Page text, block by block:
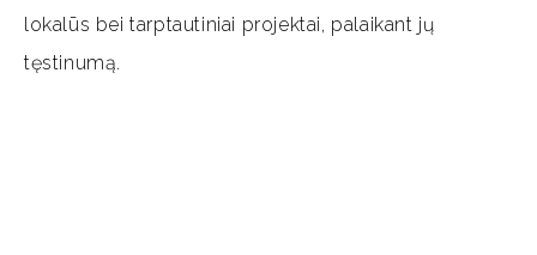
lokalūs bei tarptautiniai projektai, palaikant jų
tęstinumą.